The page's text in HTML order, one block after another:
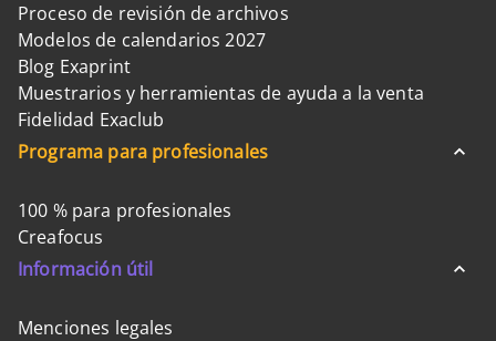
Proceso de revisión de archivos
Modelos de calendarios 2027
Blog Exaprint
Muestrarios y herramientas de ayuda a la venta
Fidelidad Exaclub
Programa para profesionales
100 % para profesionales
Creafocus
Información útil
Menciones legales